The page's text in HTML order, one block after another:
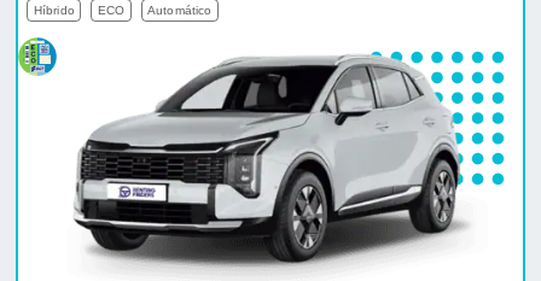
Híbrido ECO Automático